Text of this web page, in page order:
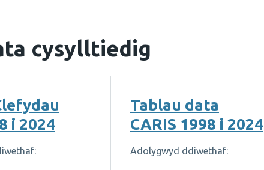
cysylltiedig
i 2024
Tablau data
CARIS 1998 i 2024
Adolygwyd ddiwethaf: